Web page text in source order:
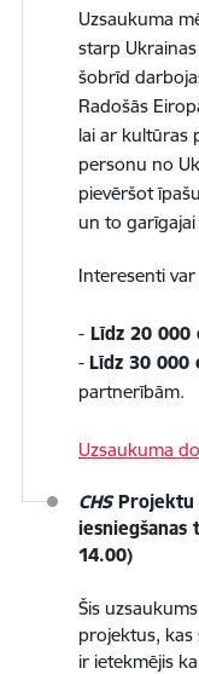
Uzsaukuma
starp
šobrīd
Radošās
lai ar kultūras
personu no
pievēršot
un to garīgajai
Interesenti
- Līdz 20 000
- Līdz 30 000
partnerībām.
Uzsaukuma
CHSProjektu
iesniegšanas
14.00)
Šis
projektus, kas
ir ietekmējis